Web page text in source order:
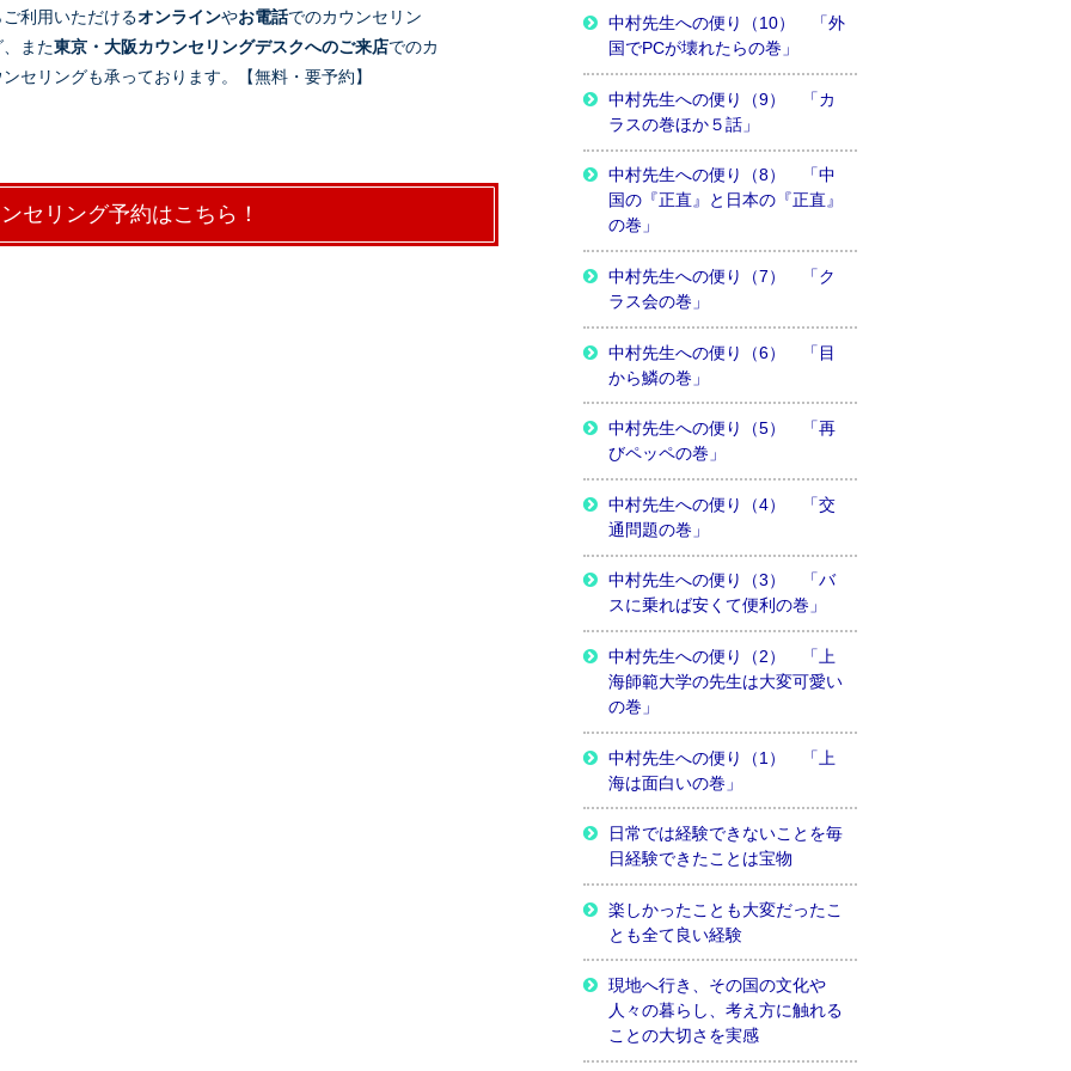
ご利用いただけるオンラインやお電話でのカウンセリン
、また東京・大阪カウンセリングデスクへのご来店でのカ
ンセリングも承っております。【無料・要予約】
セリング予約はこちら！
中村先生への便り（10） 「外
国でPCが壊れたらの巻」
中村先生への便り（9） 「カ
ラスの巻ほか５話」
中村先生への便り（8） 「中
国の『正直』と日本の『正直』
の巻」
中村先生への便り（7） 「ク
ラス会の巻」
中村先生への便り（6） 「目
から鱗の巻」
中村先生への便り（5） 「再
びペッペの巻」
中村先生への便り（4） 「交
通問題の巻」
中村先生への便り（3） 「バ
スに乗れば安くて便利の巻」
中村先生への便り（2） 「上
海師範大学の先生は大変可愛い
の巻」
中村先生への便り（1） 「上
海は面白いの巻」
日常では経験できないことを毎
日経験できたことは宝物
楽しかったことも大変だったこ
とも全て良い経験
現地へ行き、その国の文化や
人々の暮らし、考え方に触れる
ことの大切さを実感